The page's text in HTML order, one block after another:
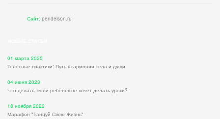
Сайт: pendelson.ru
01 марта 2025
Телесные практики: Путь к гармонии тела и души
04 июня 2023
Что делать, если ребёнок не хочет делать уроки?
18 ноября 2022
Марафон "Танцуй Свою Жизнь"